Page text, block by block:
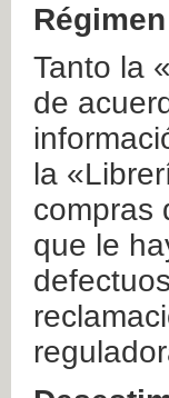
Tanto la
de
la
compras
que le